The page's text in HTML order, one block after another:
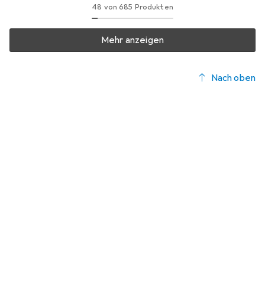
48 von 685 Produkten
Mehr anzeigen
Nach oben